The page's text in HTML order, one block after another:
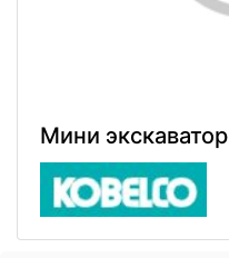
Мини экскаватор